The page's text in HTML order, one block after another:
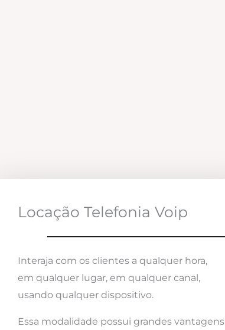
Locação Telefonia Voip
Interaja com os clientes a qualquer hora,
em qualquer lugar, em qualquer canal,
usando qualquer dispositivo.
Essa modalidade possui grandes vantagens